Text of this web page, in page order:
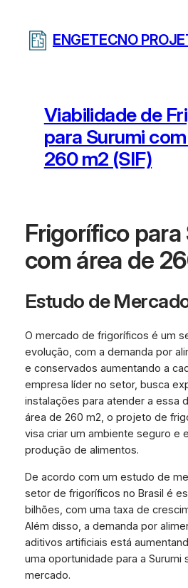
ENGETECNO
Viabilidade de
para Surumi
260 m2 (SIF)
Frigorífico
com área de
Estudo de
O mercado de frigoríficos é um
evolução, com a demanda por
e conservados aumentando a
empresa líder no setor, busca
instalações para atender a essa
área de 260 m2, o projeto de
visa criar um ambiente seguro e
produção de alimentos.
De acordo com um estudo de
setor de frigoríficos no Brasil é
bilhões, com uma taxa de
Além disso, a demanda por
aditivos artificiais está
uma oportunidade para a Surumi
mercado.